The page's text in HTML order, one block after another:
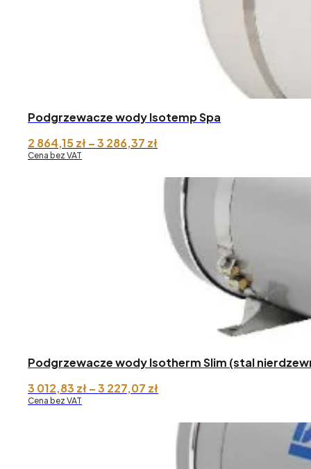
Podgrzewacze wody Isotemp Spa
2 864,15zł–3 286,37 złZakres
864,15 zł
286,37 zł
Cena bez VAT
Podgrzewacze wody Isotherm Slim (stal
3 012,83 zł–3 227,07 złZakres
012,83 zł
do 3
227,07 zł
Cena bez VAT